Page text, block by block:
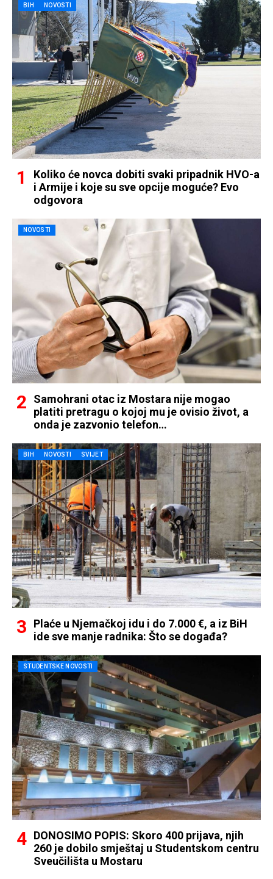
BIH NOVOSTI
Koliko će novca dobiti svaki pripadnik HVO-a
i Armije i koje su sve opcije moguće? Evo
odgovora
NOVOSTI
Samohrani otac iz Mostara nije mogao
platiti pretragu o kojoj mu je ovisio život, a
onda je zazvonio telefon…
BIH NOVOSTI SVIJET
Plaće u Njemačkoj idu i do 7.000 €, a iz BiH
ide sve manje radnika: Što se događa?
STUDENTSKE NOVOSTI
DONOSIMO POPIS: Skoro 400 prijava, njih
260 je dobilo smještaj u Studentskom centru
Sveučilišta u Mostaru